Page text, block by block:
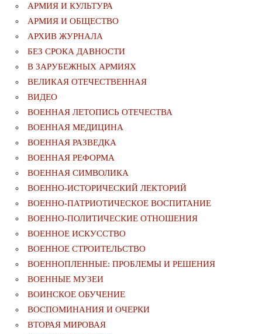
АРМИЯ И КУЛЬТУРА
АРМИЯ И ОБЩЕСТВО
АРХИВ ЖУРНАЛА
БЕЗ СРОКА ДАВНОСТИ
В ЗАРУБЕЖНЫХ АРМИЯХ
ВЕЛИКАЯ ОТЕЧЕСТВЕННАЯ
ВИДЕО
ВОЕННАЯ ЛЕТОПИСЬ ОТЕЧЕСТВА
ВОЕННАЯ МЕДИЦИНА
ВОЕННАЯ РАЗВЕДКА
ВОЕННАЯ РЕФОРМА
ВОЕННАЯ СИМВОЛИКА
ВОЕННО-ИСТОРИЧЕСКИЙ ЛЕКТОРИЙ
ВОЕННО-ПАТРИОТИЧЕСКОЕ ВОСПИТАНИЕ
ВОЕННО-ПОЛИТИЧЕСКИE ОТНОШЕНИЯ
ВОЕННОЕ ИСКУССТВО
ВОЕННОЕ СТРОИТЕЛЬСТВО
ВОЕННОПЛЕННЫЕ: ПРОБЛЕМЫ И РЕШЕНИЯ
ВОЕННЫЕ МУЗЕИ
ВОИНСКОЕ ОБУЧЕНИЕ
ВОСПОМИНАНИЯ И ОЧЕРКИ
ВТОРАЯ МИРОВАЯ